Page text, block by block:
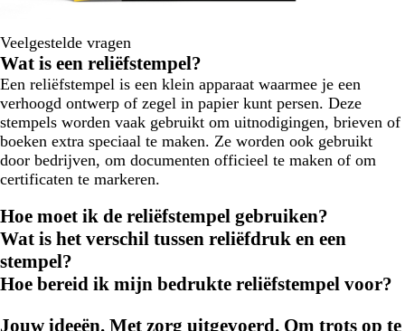
Veelgestelde vragen
Wat is een reliëfstempel?
Een reliëfstempel is een klein apparaat waarmee je een
verhoogd ontwerp of zegel in papier kunt persen. Deze
stempels worden vaak gebruikt om uitnodigingen, brieven of
boeken extra speciaal te maken. Ze worden ook gebruikt
door bedrijven, om documenten officieel te maken of om
certificaten te markeren.
Hoe moet ik de reliëfstempel gebruiken?
Wat is het verschil tussen reliëfdruk en een
stempel?
Hoe bereid ik mijn bedrukte reliëfstempel voor?
Jouw ideeën. Met zorg uitgevoerd. Om trots op te